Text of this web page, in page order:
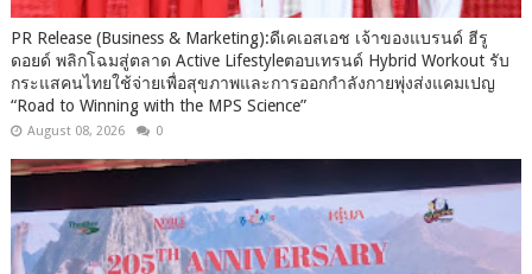
PR Release (Business & Marketing):ดีเคเอสเอช เจ้าของแบรนด์ ฮีรู
ดอยด์ พลิกโฉมสู่ตลาด Active Lifestyleตอบเทรนด์ Hybrid Workout รับ
กระแสคนไทยใช้จ่ายเพื่อสุขภาพและการออกกำลังกายพุ่งส่งแคมเปญ
“Road to Winning with the MPS Science”
August 08, 2026 0